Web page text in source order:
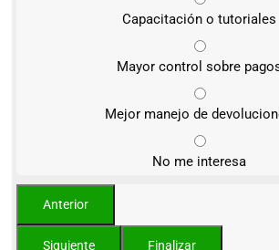
Capacitación o tutoriales
Mayor control sobre
Mejor manejo de
No me interesa